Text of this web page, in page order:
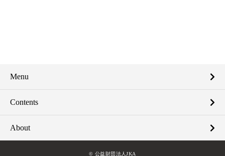
Menu
Contents
About
© 公益財団法人JKA